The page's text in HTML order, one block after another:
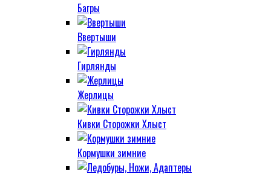
Багры
Ввертыши
Гирлянды
Жерлицы
Кивки Сторожки Хлыст
Кормушки зимние